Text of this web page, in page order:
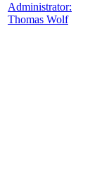
Administrator:
Thomas Wolf